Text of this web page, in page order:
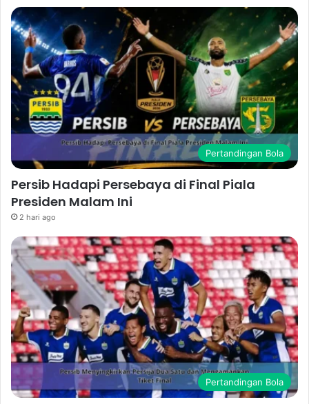
Pertandingan Bola
Persib Hadapi Persebaya di Final Piala
Presiden Malam Ini
2 hari ago
Pertandingan Bola